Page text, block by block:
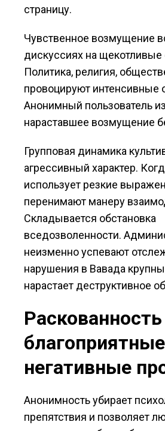
страницу.
Чувственное возмущение
дискуссиях на
Политика, религия,
провоцируют интенсивные
Анонимный пользователь
нараставшее возмущение
Групповая динамика
агрессивный характер.
использует резкие
перенимают манеру
Складывается обстановка
вседозволенности.
неизменно успевают
нарушения в Вавада
нарастает деструктивное
негативные
Анонимность убирает
препятствия и позволяет